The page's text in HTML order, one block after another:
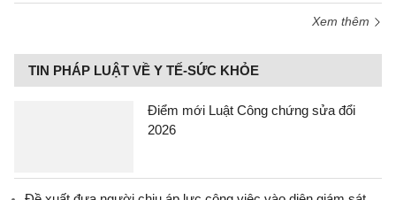
Xem thêm
TIN PHÁP LUẬT VỀ Y TẾ-SỨC KHỎE
Điểm mới Luật Công chứng sửa đổi
2026